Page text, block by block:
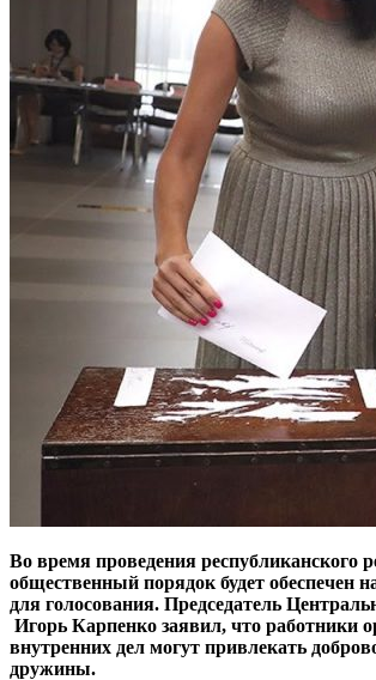
Во время проведения республиканского
общественный порядок будет обеспечен
для голосования. Председатель
Игорь Карпенко заявил, что работники
внутренних дел могут привлекать
дружины.